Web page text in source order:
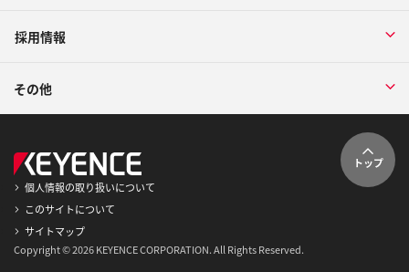
採用情報
その他
トップ
個人情報の取り扱いについて
このサイトについて
サイトマップ
Copyright © 2026 KEYENCE CORPORATION. All Rights Reserved.